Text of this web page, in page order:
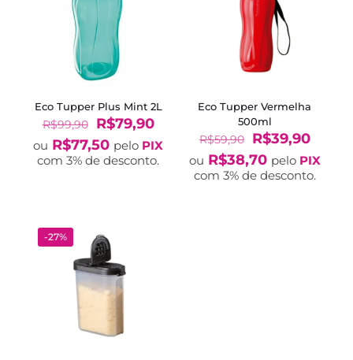
Eco Tupper Plus Mint 2L
R$99,90
O
preço
original
era:
R$79,90O
preço
atual
é:
R$79,90.
ou R$77,50 pelo PIX
com 3% de desconto.
Eco Tupper Vermelha
500ml
R$59,90
O
preço
original
era:
R$39,90O
preço
atual
é:
ou R$38,70 pelo PIX
com 3% de desconto.
-27%